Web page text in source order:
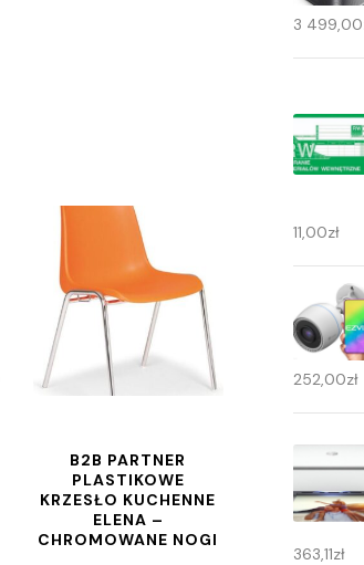
B2B PARTNER
PLASTIKOWE
KRZESŁO KUCHENNE
ELENA –
CHROMOWANE NOGI
3 499,00
11,00zł
252,00zł
363,11zł